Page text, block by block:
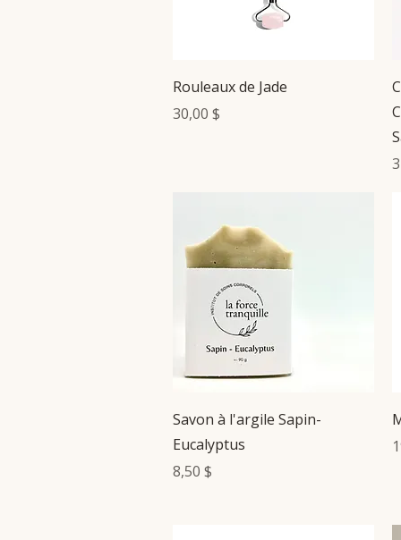
Aperçu rapide
Rouleaux de Jade
Prix
30,00 $
Aperçu rapide
Savon à l'argile Sapin-
Eucalyptus
Prix
8,50 $